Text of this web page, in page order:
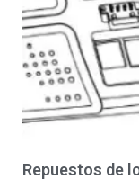
Repuestos de